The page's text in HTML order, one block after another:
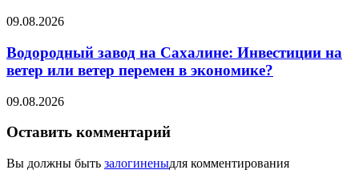
09.08.2026
Водородный завод на Сахалине: Инвестиции на
ветер или ветер перемен в экономике?
09.08.2026
Оставить комментарий
Вы должны быть залогиненыдля комментирования